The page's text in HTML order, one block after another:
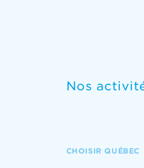
Nos
CHOISIR QUÉBEC